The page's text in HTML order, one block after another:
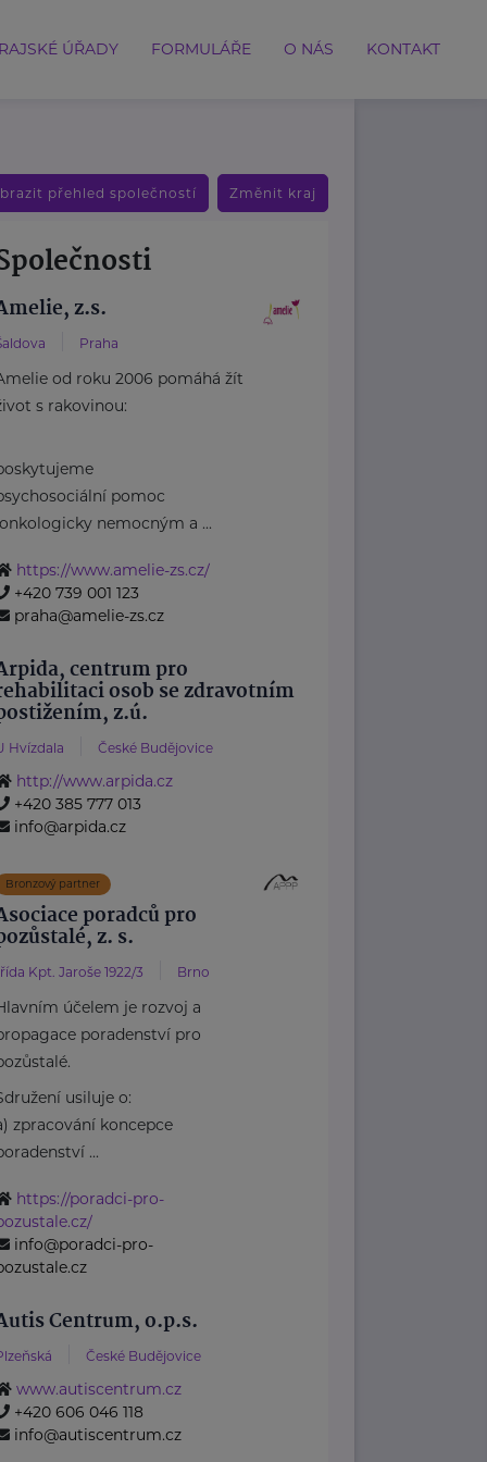
ÚŘADY FORMULÁŘE O NÁS KONTAKT
přehled společností Změnit kraj
z.s.
Praha
od roku 2006 pomáhá žít
s rakovinou:
pomoc
onkologicky nemocným a ...
https://www.amelie-zs.cz/
+420 739 001 123
praha@amelie-zs.cz
centrum pro
osob se zdravotním
z.ú.
Hvízdala České Budějovice
http://www.arpida.cz
+420 385 777 013
info@arpida.cz
Bronzový partner
poradců pro
z. s.
Kpt. Jaroše 1922/3 Brno
účelem je rozvoj a
poradenství pro
usiluje o:
zpracování koncepce
...
https://poradci-pro-
info@poradci-pro-
Centrum, o.p.s.
České Budějovice
www.autiscentrum.cz
+420 606 046 118
info@autiscentrum.cz